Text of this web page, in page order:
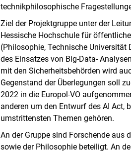
technikphilosophische
Ziel der Projektgruppe unter der
Hessische Hochschule für
(Philosophie, Technische Universität
des Einsatzes von Big-Data-
mit den Sicherheitsbehörden wird
Gegenstand der Überlegungen soll
2022 in die Europol-VO
anderen um den Entwurf des AI Act,
umstrittensten Themen gehören.
An der Gruppe sind Forschende
sowie der Philosophie beteiligt. An